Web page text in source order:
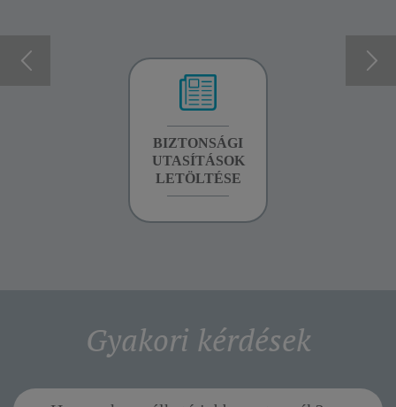
BIZTONSÁGI
UTASÍTÁSOK
LETÖLTÉSE
Gyakori kérdések